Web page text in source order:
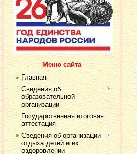
Меню сайта
Главная
Сведения об
образовательной
организации
Государственная итоговая
аттестация
Сведения об организации
отдыха детей и их
оздоровлении